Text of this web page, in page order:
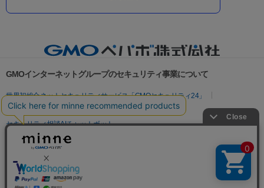
GMOインターネットグループのセキュリティ事業について
世界初総合ネットセキュリティサービス「GMOセキュリティ24」
パスワード漏洩診断
Webサイトリスク診断
セキュリティ相談AIチャットボット
実在証明・盗聴対策
サイバー攻撃対策（GMO Flatt Security）
セキュリティ事業の軌跡